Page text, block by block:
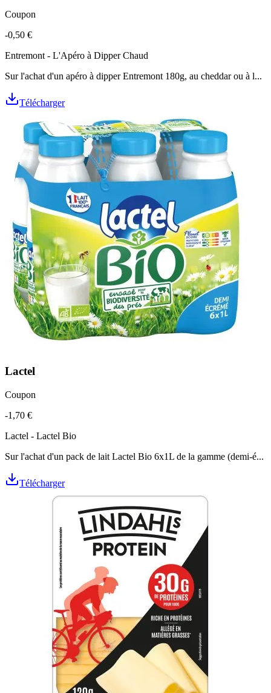
Coupon
-0,50 €
Entremont - L'Apéro à Dipper Chaud
Sur l'achat d'un apéro à dipper Entremont 180g, au cheddar ou à l...
Télécharger
Lactel
Coupon
-1,70 €
Lactel - Lactel Bio
Sur l'achat d'un pack de lait Lactel Bio 6x1L de la gamme (demi-é...
Télécharger